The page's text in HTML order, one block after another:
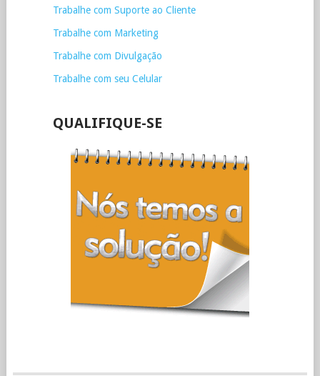
Trabalhe com Suporte ao Cliente
Trabalhe com Marketing
Trabalhe com Divulgação
Trabalhe com seu Celular
QUALIFIQUE-SE